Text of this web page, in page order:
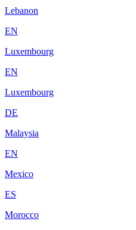
Lebanon
EN
Luxembourg
EN
Luxembourg
DE
Malaysia
EN
Mexico
ES
Morocco